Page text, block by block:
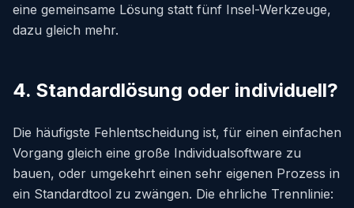
eine gemeinsame Lösung statt fünf Insel-Werkzeuge,
dazu gleich mehr.
4. Standardlösung oder individuell?
Die häufigste Fehlentscheidung ist, für einen einfachen
Vorgang gleich eine große Individualsoftware zu
bauen, oder umgekehrt einen sehr eigenen Prozess in
ein Standardtool zu zwängen. Die ehrliche Trennlinie: